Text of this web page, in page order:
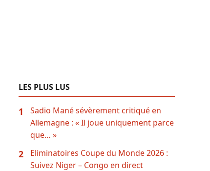
LES PLUS LUS
1
Sadio Mané sévèrement critiqué en
Allemagne : « Il joue uniquement parce
que… »
2
Eliminatoires Coupe du Monde 2026 :
Suivez Niger – Congo en direct